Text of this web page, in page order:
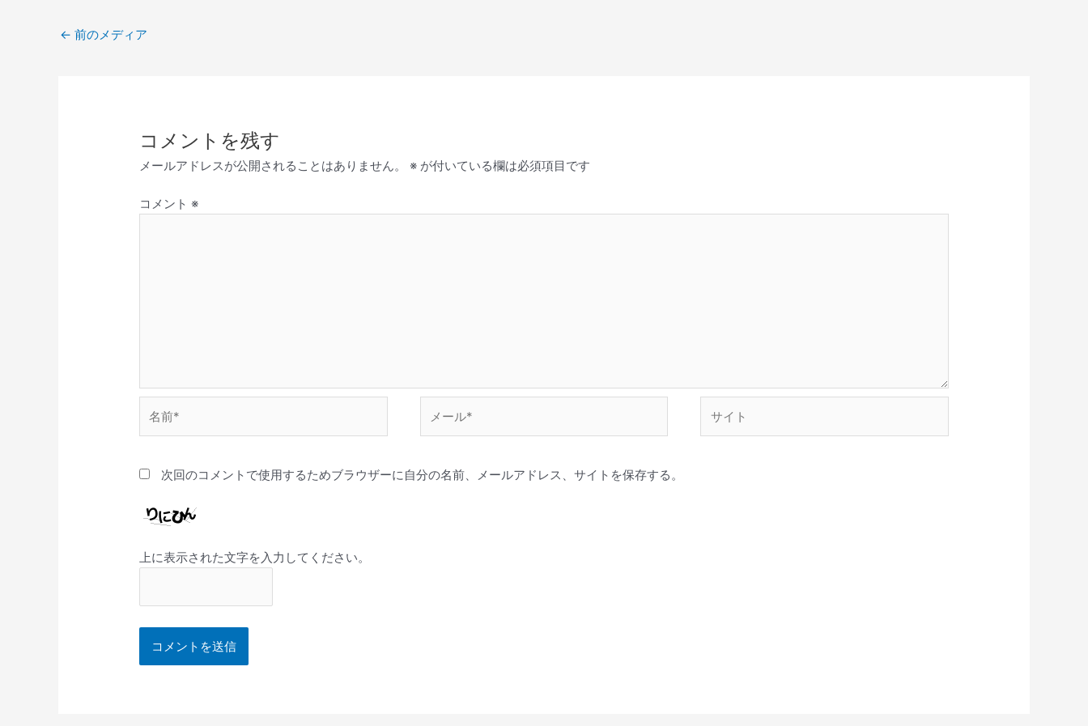
← 前のメディア
コメントを残す
メールアドレスが公開されることはありません。 ※ が付いている欄は必須項目です
コメント ※
前
ー
次回のコメントで使用するためブラウザーに自分の名前、メールアドレス、サイトを保存する。
上に表示された文字を入力してください。